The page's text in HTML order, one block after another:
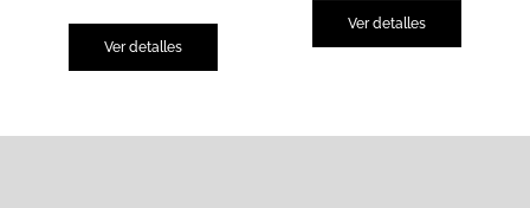
Ver detalles
Ver detalles